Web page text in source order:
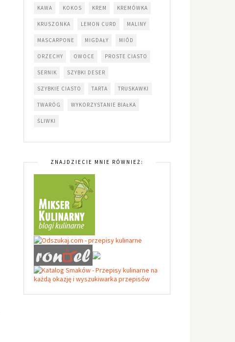
KAWA KOKOS KREM KREMÓWKA
KRUSZONKA LEMON CURD MALINY
MASCARPONE MIGDAŁY MIÓD
ORZECHY OWOCE PROSTE CIASTO
SERNIK SZYBKI DESER
SZYBKIE CIASTO TARTA TRUSKAWKI
TWARÓG WYKORZYSTANIE BIAŁKA
ŚLIWKI
ZNAJDZIECIE MNIE RÓWNIEŻ: